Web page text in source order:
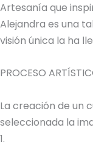
Artesanía que
Alejandra es una
visión única la ha
PROCESO
La creación de un
seleccionada la
1.